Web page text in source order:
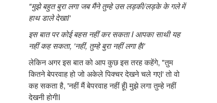
"मुझे बहुत बुरा लगा जब मैंने तुम्हे उस लड़की/लड़के के गले में
हाथ डाले देखाI'
इस बात पर कोई बहस नहीं कर सकता I आपका साथी यह
नहीं कह सकता, 'नहीं, तुम्हे बुरा नहीं लगा हैI'
लेकिन अगर इस बात को आप कुछ इस तरह कहेंगे, "तुम
कितने बेपरवाह हो जो अकेले पिक्चर देखने चले गएI' तो वो
कह सकता है, 'नहीं मैं बेपरवाह नहीं हूँI मुझे लगा तुम्हे नहीं
देखनी होगीI